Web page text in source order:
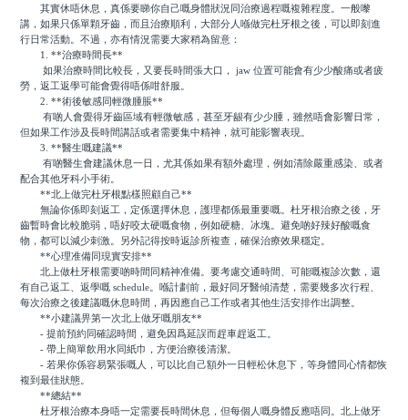
其實休唔休息，真係要睇你自己嘅身體狀況同治療過程嘅複雜程度。一般嚟
講，如果只係單顆牙齒，而且治療順利，大部分人喺做完杜牙根之後，可以即刻進
行日常活動。不過，亦有情況需要大家稍為留意：
1. **治療時間長**
如果治療時間比較長，又要長時間張大口， jaw 位置可能會有少少酸痛或者疲
勞，返工返學可能會覺得唔係咁舒服。
2. **術後敏感同輕微腫脹**
有啲人會覺得牙齒區域有輕微敏感，甚至牙龈有少少腫，雖然唔會影響日常，
但如果工作涉及長時間講話或者需要集中精神，就可能影響表現。
3. **醫生嘅建議**
有啲醫生會建議休息一日，尤其係如果有額外處理，例如清除嚴重感染、或者
配合其他牙科小手術。
**北上做完杜牙根點樣照顧自己**
無論你係即刻返工，定係選擇休息，護理都係最重要嘅。杜牙根治療之後，牙
齒暫時會比較脆弱，唔好咬太硬嘅食物，例如硬糖、冰塊。避免啲好辣好酸嘅食
物，都可以減少刺激。另外記得按時返診所複查，確保治療效果穩定。
**心理准備同現實安排**
北上做杜牙根需要啲時間同精神准備。要考慮交通時間、可能嘅複診次數，還
有自己返工、返學嘅 schedule。喺計劃前，最好同牙醫傾清楚，需要幾多次行程、
每次治療之後建議嘅休息時間，再因應自己工作或者其他生活安排作出調整。
**小建議畀第一次北上做牙嘅朋友**
- 提前預約同確認時間，避免因爲延誤而趕車趕返工。
- 帶上簡單飲用水同紙巾，方便治療後清潔。
- 若果你係容易緊張嘅人，可以比自己額外一日輕松休息下，等身體同心情都恢
複到最佳狀態。
**總結**
杜牙根治療本身唔一定需要長時間休息，但每個人嘅身體反應唔同。北上做牙